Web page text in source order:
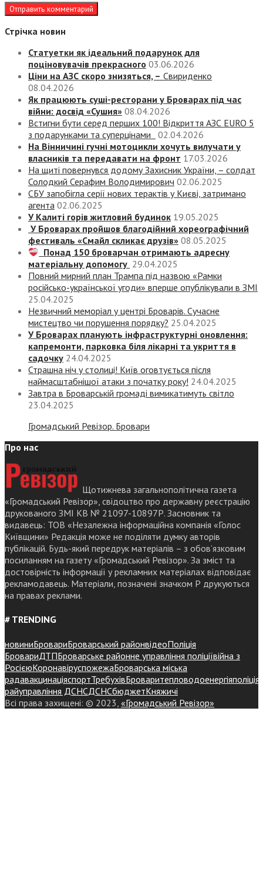
Стрічка новин
Статуетки як ідеальний подарунок для
поціновувачів прекрасного 03.06.2026
Ціни на АЗС скоро знизяться, – Свириденко
08.04.2026
Як працюють суші-ресторани у Броварах під час
війни: досвід «Сушия» 08.04.2026
Встигни бути серед перших 100! Відкриття АЗС EURO 5
з подарунками та суперцінами
02.04.2026
На Вінничині гучні мотоцикли хочуть вилучати у
власників та передавати на фронт 17.03.2026
На щиті повернувся додому Захисник України, – солдат
Солодкий Серафим Володимирович 02.06.2025
СБУ запобігла серії нових терактів у Києві, затримано
агента 02.06.2025
У Калиті горів житловий будинок 19.05.2025
У Броварах пройшов благодійний хореографічний
фестиваль «Смайл скликає друзів» 08.05.2025
Понад 150 броварчан отримають адресну
матеріальну допомогу 29.04.2025
Повний мирний план Трампа під назвою «‎Рамки
російсько-української угоди» вперше опублікували в ЗМІ
25.04.2025
Незвичний меморіал у центрі Броварів. Сучасне
мистецтво чи порушення порядку? 25.04.2025
У Броварах планують інфраструктурні оновлення:
капремонти, парковка біля лікарні та укриття в
садочку 24.04.2025
Страшна ніч у столиці! Київ оговтується після
наймасштабнішої атаки з початку року! 24.04.2025
Завтра в Броварській громаді вимикатимуть світло
23.04.2025
Громадський Ревізор. Бровари
Про нас
Щотижнева загальнополітична газета
«Громадський Ревізор», свідоцтво про державну реєстрацію
друкованого ЗМІ КВ № 21097-10897Р. Засновник та
видавець: ТОВ «Незалежна інформаційна компанія «Голос
Київщини» Редакція може не поділяти думку авторів
публікацій. Будь-який передрук матеріалів – з обов’язковим
посиланням на газету «Громадський Ревізор». За зміст та
достовірність інформації у рекламних матеріалах відповідає
рекламодавець. Матеріали, позначені значком Р друкуються
на правах реклами.
# TRENDING
новиниБровариБроварський районвідеоПоліція
БровариДТПБроварське районне управління поліціївійна з
РосієюКоронавіруспожежаБроварська міська
радавакцинаціяспортТребухівБроваритепловодоенергіяполіція
райуправління ДСНСДСНСбюджетКняжичі
Всі права захищені: © 2023, «Громадський Ревізор»